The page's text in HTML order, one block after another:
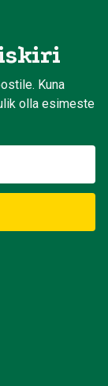
Kuna
olla esimeste